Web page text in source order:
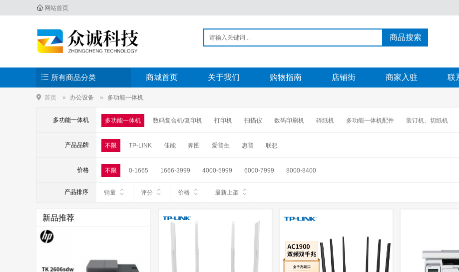
网站首页
商品搜索
所有商品分类 商城首页 关于我们 购物指南 店铺街 商家入驻 联
首页 办公设备 多功能一体机
多功能一体机 多功能一体机 数码复合机/复印机 打印机 扫描仪 数码印刷机 碎纸机 多功能一体机配件 装订机、切纸机
产品品牌 不限 TP-LINK 佳能 奔图 爱普生 惠普 联想
价格 不限 0-1665 1666-3999 4000-5999 6000-7999 8000-8400
产品排序 销量 评分 价格 最新上架
新品推荐